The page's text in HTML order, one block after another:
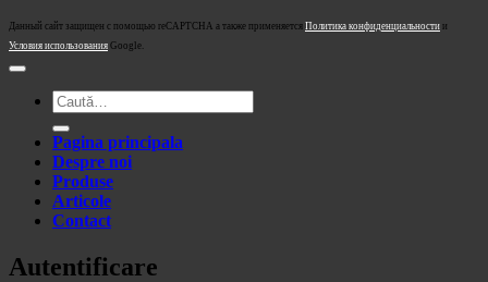
Данный сайт защищен с помощью reCAPTCHA а также применяется Политика конфиденциальности и
Условия использования Google.
Caută
după:
Pagina principala
Despre noi
Produse
Articole
Contact
Autentificare